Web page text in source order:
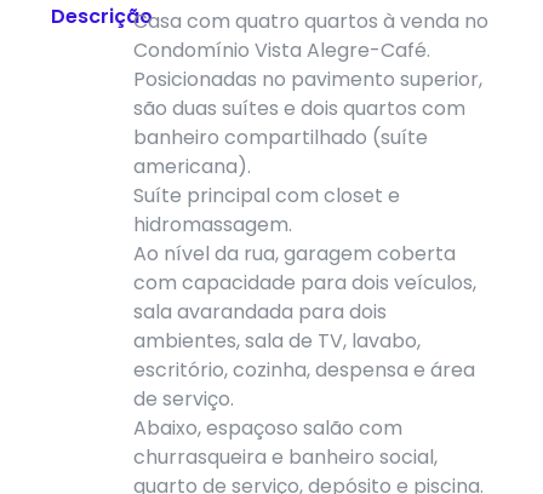
DescriçãoCasa com quatro quartos à venda no
Condomínio Vista Alegre-Café.
Posicionadas no pavimento superior,
são duas suítes e dois quartos com
banheiro compartilhado (suíte
americana).
Suíte principal com closet e
hidromassagem.
Ao nível da rua, garagem coberta
com capacidade para dois veículos,
sala avarandada para dois
ambientes, sala de TV, lavabo,
escritório, cozinha, despensa e área
de serviço.
Abaixo, espaçoso salão com
churrasqueira e banheiro social,
quarto de serviço, depósito e piscina.